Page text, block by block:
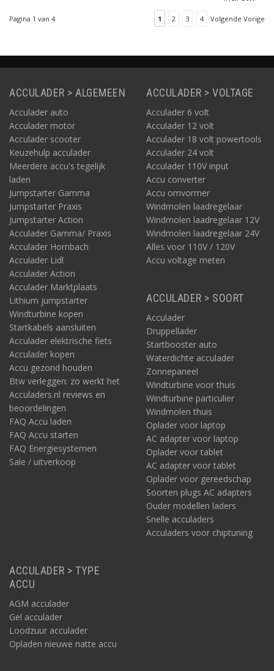
acculader voor accu’s
van 1,2Ah tot en met
Pagina 1 van 4 1 2 3 4 Volgende Vorige
ACCULADER > ALGEMEEN
Acculader auto
Acculader motor
Acculader scooter
Keuzehulp acculader
Meerdere accu's tegelijk
laden
Jumpstarter Gamma
Jumpstarter Praxis
Jumpstarter Action
Acculader Gamma/ Praxis
Acculader Hornbach
Acculader Lidl
Acculader Action
Acculader Marktplaats
Lithium jumpstarter
Windturbine kopen
Startkabels aansluiten
Acculader elektrische fiets
Acculader kopen
Accu gezond houden
Btw verleggen: zo werkt het
Acculaders.nl reviews en
beoordelingen
FAQ Accu laden
FAQ Accu starten
FAQ Energiesystemen
Sale / uitverkoop
ACCULADER > VOLTAGE
Acculader 6 volt
Acculader 12 volt
Acculader 18 volt powertools
Acculader 24 volt
Acculader 110V input
Accu converter
Accu omvormer
Windmolen laadregelaar
Windmolen laadregelaar 12V
Windmolen laadregelaar 24V
Alles voor 110V / 120V
Accu voltage meten
ACCULADER > SOORT
Acculader
Druppellader
Startbooster auto
Waterdichte acculader
Zonnepaneel
Windturbine voor thuis
Windturbine particulier
Windmolen thuis
Oplader voor laptop
AC adapter voor laptop
Oplader voor tablet
AC adapter voor tablet
Oplader voor gereedschap
Soorten plugs AC adapters
Ouder modellen laders
Snelle acculaders
Acculaders voor chiptuning
ACCULADER > TYPE
ACCU
AGM acculader
Gel acculader
Loodzuur acculader
Opladen nieuwe natte accu